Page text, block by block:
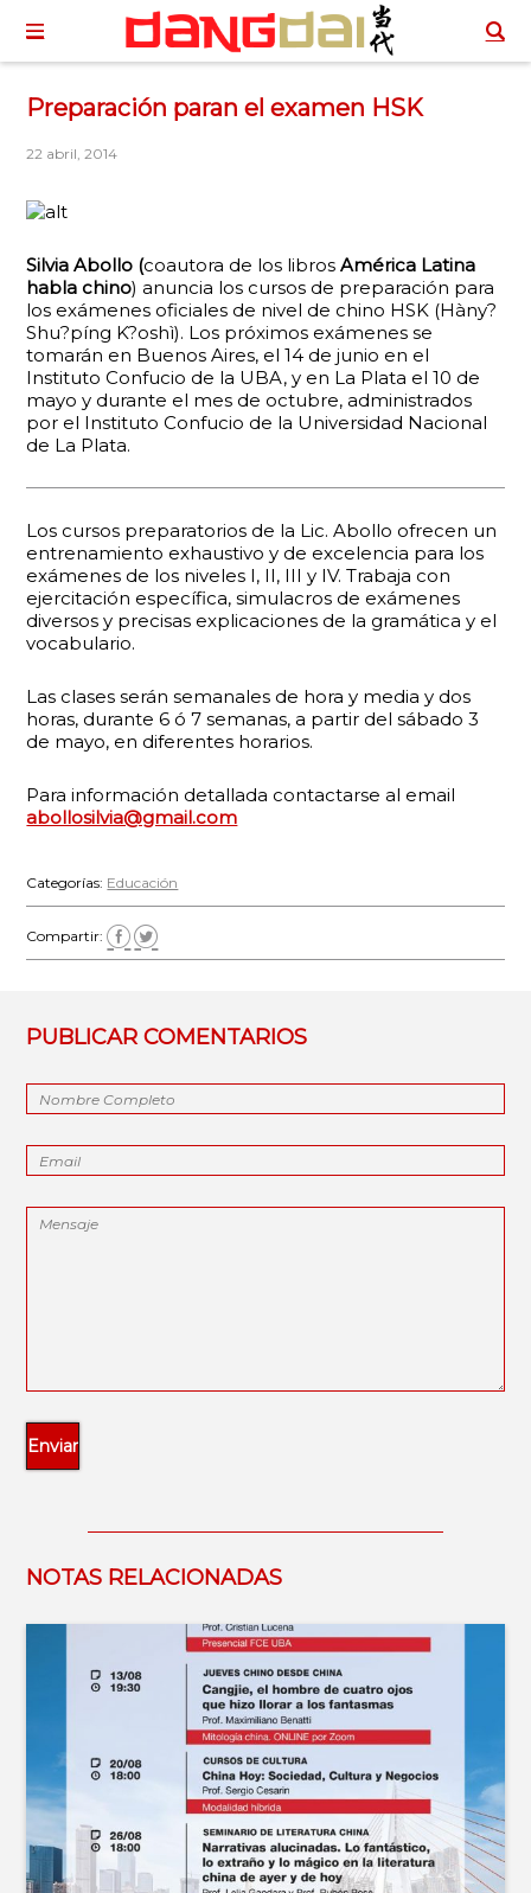
Preparación paran el examen HSK
22 abril, 2014
Silvia Abollo (coautora de los librosAmérica Latina
habla chino) anuncia los cursos de preparación para
los exámenes oficiales de nivel de chino HSK (Hàny?
Shu?píng K?oshì). Los próximos exámenes se
tomarán en Buenos Aires, el 14 de junio en el
Instituto Confucio de la UBA, y en La Plata el 10 de
mayo y durante el mes de octubre, administrados
por el Instituto Confucio de la Universidad Nacional
de La Plata.
Los cursos preparatorios de la Lic. Abollo ofrecen un
entrenamiento exhaustivo y de excelencia para los
exámenes de los niveles I, II, III y IV. Trabaja con
ejercitación específica, simulacros de exámenes
diversos y precisas explicaciones de la gramática y el
vocabulario.
Las clases serán semanales de hora y media y dos
horas, durante 6 ó 7 semanas, a partir del sábado 3
de mayo, en diferentes horarios.
Para información detallada contactarse al email
abollosilvia@gmail.com
Categorías: Educación
Compartir:
PUBLICAR COMENTARIOS
NOTAS RELACIONADAS